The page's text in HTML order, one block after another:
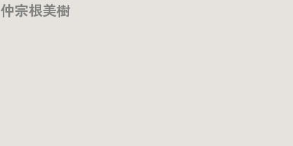
仲宗根美樹